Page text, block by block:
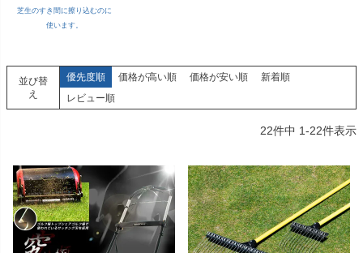
芝生のすき間に擦り込むのに
使います。
並び替
え
優先度順 価格が高い順 価格が安い順
新着順
レビュー順
22件中 1-22件表示